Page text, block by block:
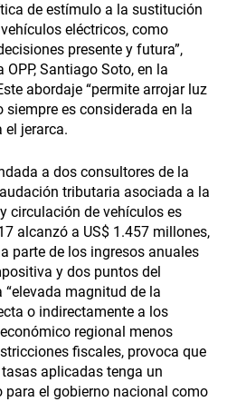
de estímulo a la sustitución
eléctricos, como
presente y futura”,
Santiago Soto, en la
abordaje “permite arrojar luz
es considerada en la
el jerarca.
a dos consultores de la
tributaria asociada a la
circulación de vehículos es
alcanzó a US$ 1.457 millones,
parte de los ingresos anuales
y dos puntos del
magnitud de la
o indirectamente a los
regional menos
fiscales, provoca que
aplicadas tenga un
para el gobierno nacional como